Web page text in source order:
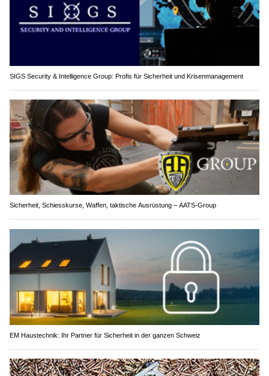
SIGS Security & Intelligence Group: Profis für Sicherheit und Krisenmanagement
Sicherheit, Schiesskurse, Waffen, taktische Ausrüstung – AATS-Group
EM Haustechnik: Ihr Partner für Sicherheit in der ganzen Schweiz